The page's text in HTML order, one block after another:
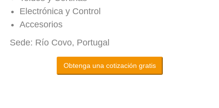
Electrónica y Control
Accesorios
Sede: Río Covo, Portugal
Obtenga una cotización gratis